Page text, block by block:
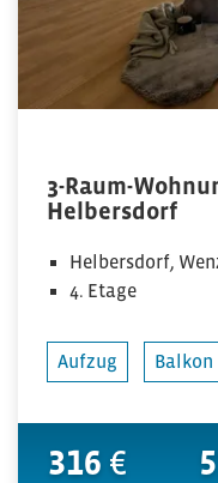
3-Raum-
Helbersdorf
Helbersdorf,
4. Etage
Aufzug Balkon
316 €